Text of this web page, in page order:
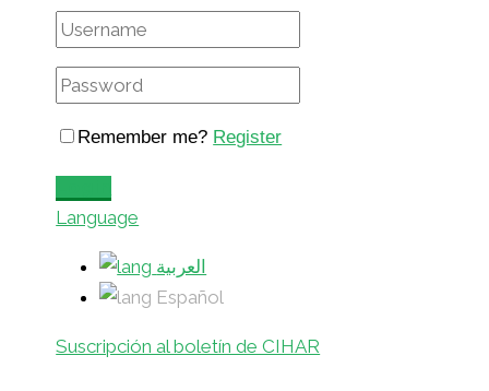
Remember me? Register
Language
العربية
Español
Suscripción al boletín de CIHAR